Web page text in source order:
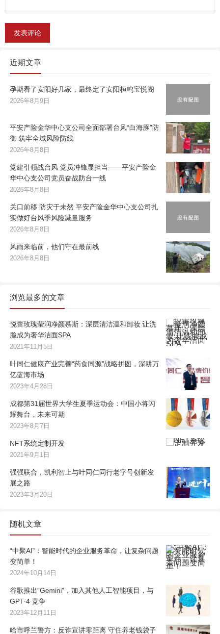
近期文章
孕期看了安阳好几家，最终定了安阳桓鸣宝悦阁
2026年8月9日
平安产险金华中心支公司全面部署台风“白海豚”防
御 筑牢全域风险防线
2026年8月8日
党建引领战台风 党员冲锋显担当——平安产险金
华中心支公司党员奋战防台一线
2026年8月8日
关口前移 防灾于未然 平安产险金华中心支公司扎
实做好台风季风险减量服务
2026年8月8日
风雨来临前，他们守在最前线
2026年8月8日
浏览最多的文章
悦蕾玫瑰莹润净颜慕斯：深层清洁温和卸妆 让洗
脸成为奢华洁面SPA
2021年11月5日
叶同仁健康产业完善“药食同源”战略拼图，深耕万
亿蓝海市场
2023年4月28日
成都第31届世界大学生夏季运动会：中国小将闪
耀舞台，未来可期
2023年8月7日
NFT系统定制开发
2021年9月1日
强强联合，凯利智上与叶同仁同行老字号创新发
展之路
2023年3月20日
随机文章
“中聚AI”：智能时代的企业服务革命，让复杂问题
变简单！
2024年10月14日
谷歌推出“Gemini”，加入其他人工智能项目，与
GPT-4 竞争
2023年12月11日
哈市呼兰警方：反诈宣讲零距离 守住养老钱袋子